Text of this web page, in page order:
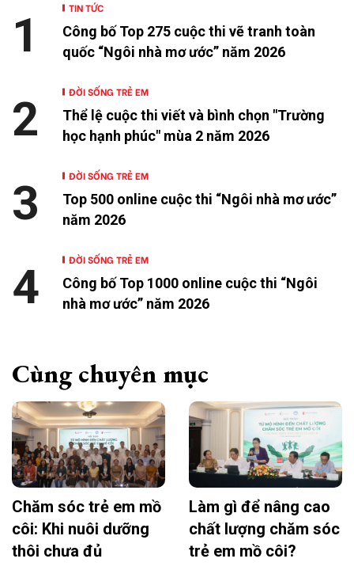
TIN TỨC
Công bố Top 275 cuộc thi vẽ tranh toàn
quốc “Ngôi nhà mơ ước” năm 2026
1
ĐỜI SỐNG TRẺ EM
Thể lệ cuộc thi viết và bình chọn "Trường
học hạnh phúc" mùa 2 năm 2026
2
ĐỜI SỐNG TRẺ EM
Top 500 online cuộc thi “Ngôi nhà mơ ước”
năm 2026
3
ĐỜI SỐNG TRẺ EM
Công bố Top 1000 online cuộc thi “Ngôi
nhà mơ ước” năm 2026
4
Cùng chuyên mục
Chăm sóc trẻ em mồ
côi: Khi nuôi dưỡng
thôi chưa đủ
Làm gì để nâng cao
chất lượng chăm sóc
trẻ em mồ côi?